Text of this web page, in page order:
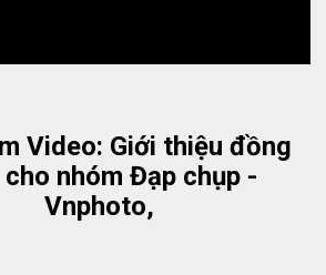
Video: Giới thiệu đồng
cho nhóm Đạp chụp -
Vnphoto,